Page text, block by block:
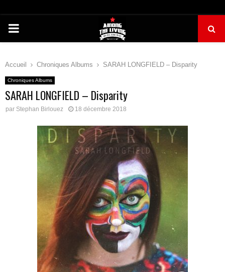
PRIMARY
Accueil Chroniques Albums SARAH LONGFIELD – Disparity
Chroniques Albums
SARAH LONGFIELD – Disparity
par Stephan Birlouez 18 décembre 2018